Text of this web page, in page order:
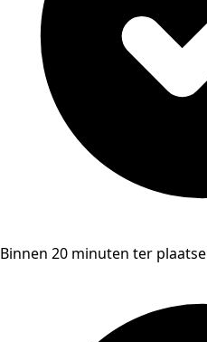
Binnen 20 minuten ter plaatse